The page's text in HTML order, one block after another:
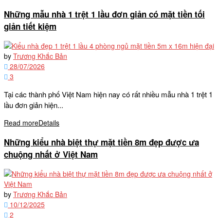
Những mẫu nhà 1 trệt 1 lầu đơn giản có mặt tiền tối
giản tiết kiệm
by Trương Khắc Bản
28/07/2026
3
Tại các thành phố Việt Nam hiện nay có rất nhiều mẫu nhà 1 trệt 1
lầu đơn giản hiện...
Read moreDetails
Những kiểu nhà biệt thự mặt tiền 8m đẹp được ưa
chuộng nhất ở Việt Nam
by Trương Khắc Bản
10/12/2025
2